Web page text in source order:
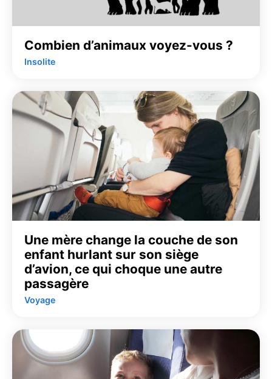
Combien d’animaux voyez-vous ?
Insolite
Une mère change la couche de son
enfant hurlant sur son siège
d’avion, ce qui choque une autre
passagère
Voyage